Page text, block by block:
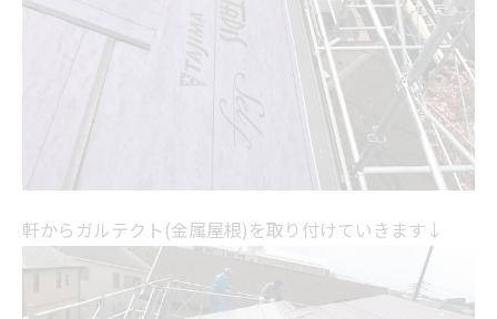
軒からガルテクト(金属屋根)を取り付けていきます↓